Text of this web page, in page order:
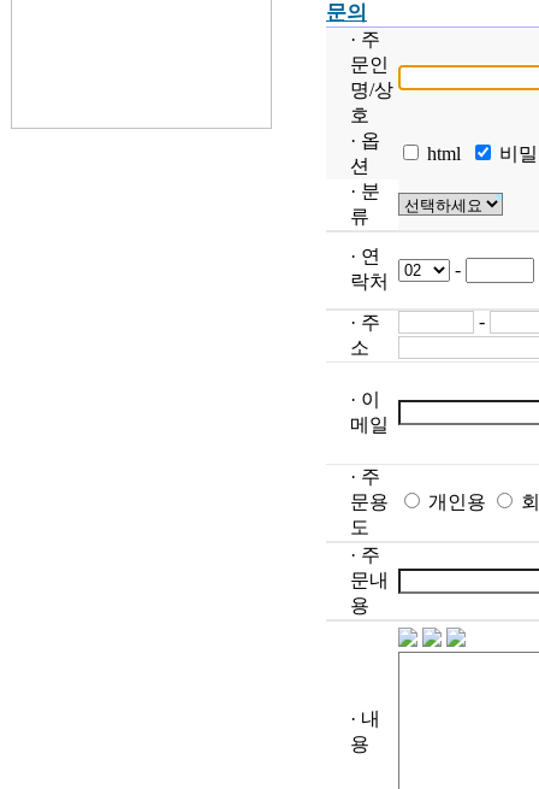
문의
· 주
문인
명/상
호
· 옵
션
html
비
· 분
류
· 연
락처
-
· 주
소
-
· 이
메일
· 주
문용
도
개인용
· 주
문내
용
· 내
용